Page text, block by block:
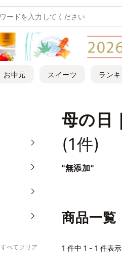
お中元 スイーツ ラン
母の日
(1件)
"無添加"
すべてクリア
商品一覧
1 件中 1 - 1 件表示